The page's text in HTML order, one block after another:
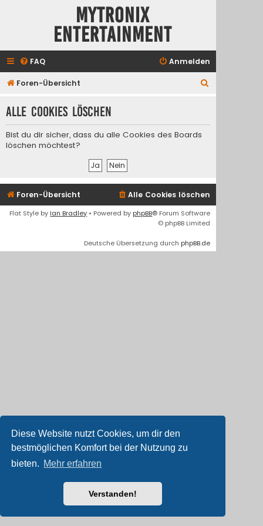
Diese Website nutzt Cookies, um dir den
bestmöglichen Komfort bei der Nutzung zu
bieten. Mehr erfahren
Verstanden!
Mytronix
Entertainment
FAQ Anmelden
Foren-Übersicht
h
Alle Cookies löschen
Bist du dir sicher, dass du alle Cookies des Boards
löschen möchtest?
Foren-Übersicht Alle Cookies löschen
Flat Style by Ian Bradley • Powered by phpBB® Forum Software
© phpBB Limited
Deutsche Übersetzung durch phpBB.de